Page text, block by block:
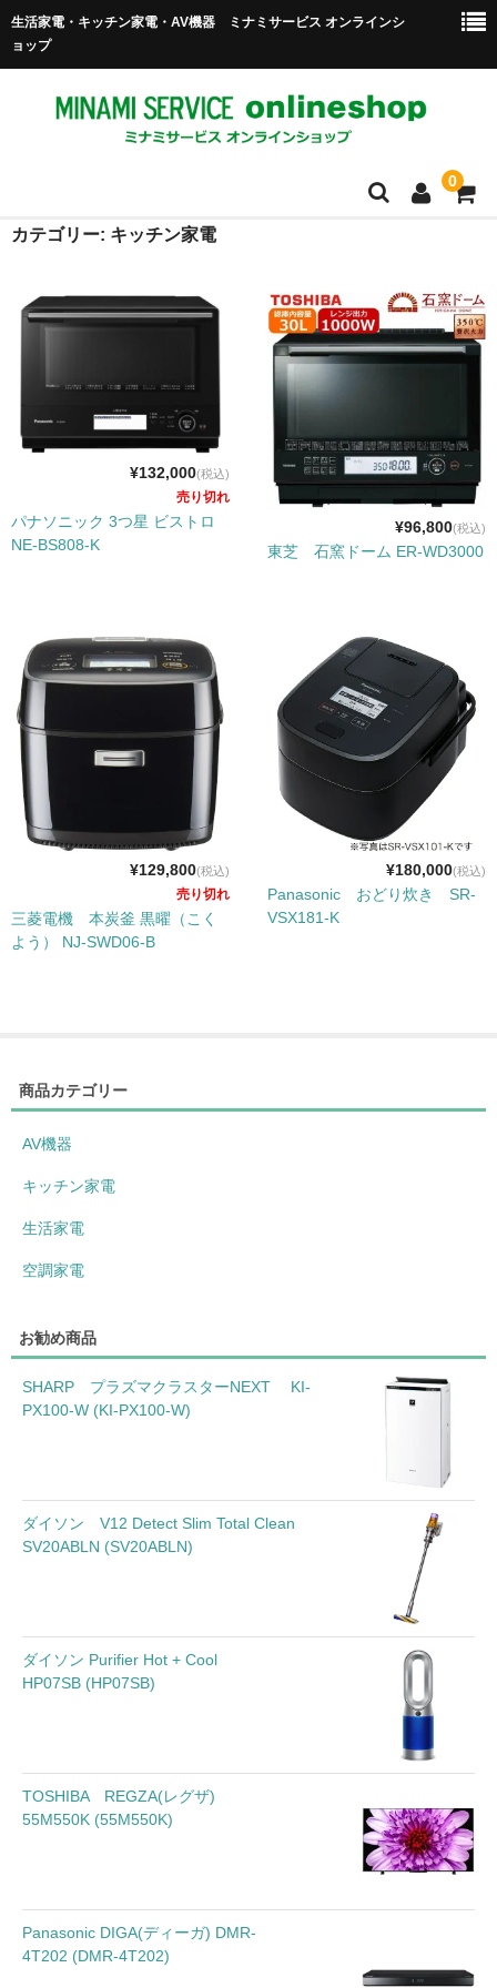
生活家電・キッチン家電・AV機器 ミナミサービス オンラインシ
ョップ
0
商品一覧
ご利用ガイド
特定商取引法に基づく表示
カテゴリー: キッチン家電
¥132,000(税込)
売り切れ
パナソニック 3つ星 ビストロ
NE-BS808-K
¥96,800(税込)
東芝 石窯ドーム ER-WD3000
¥129,800(税込)
売り切れ
三菱電機 本炭釜 黒曜（こく
よう） NJ-SWD06-B
¥180,000(税込)
Panasonic おどり炊き SR-
VSX181-K
商品カテゴリー
AV機器
キッチン家電
生活家電
空調家電
お勧め商品
SHARP プラズマクラスターNEXT KI-
PX100-W (KI-PX100-W)
ダイソン V12 Detect Slim Total Clean
SV20ABLN (SV20ABLN)
ダイソン Purifier Hot + Cool
HP07SB (HP07SB)
TOSHIBA REGZA(レグザ)
55M550K (55M550K)
Panasonic DIGA(ディーガ) DMR-
4T202 (DMR-4T202)